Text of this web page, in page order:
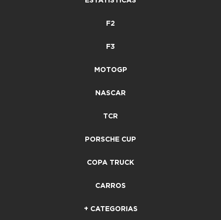
F2
F3
MOTOGP
NASCAR
TCR
PORSCHE CUP
COPA TRUCK
CARROS
+ CATEGORIAS